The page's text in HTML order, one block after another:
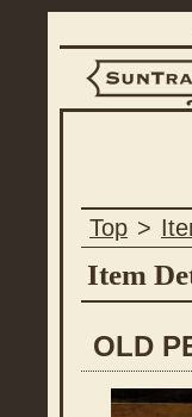
Top >
Item
OLD